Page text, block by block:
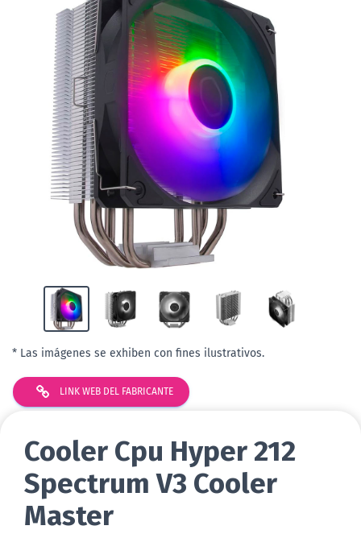
* Las imágenes se exhiben con fines ilustrativos.
LINK WEB DEL FABRICANTE
Cooler Cpu Hyper 212
Spectrum V3 Cooler
Master